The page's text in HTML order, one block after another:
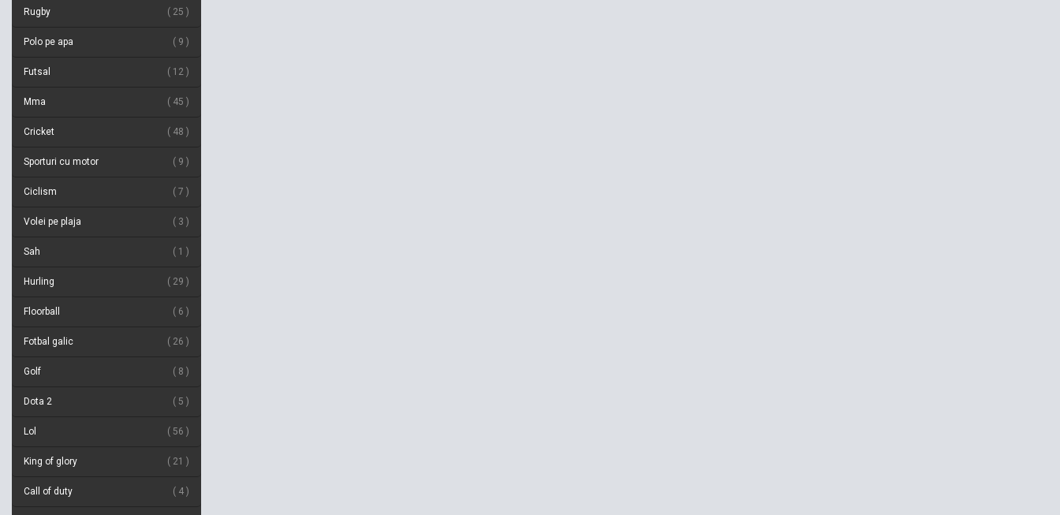
Rugby 25
Polo pe apa 9
Futsal 12
Mma 45
Cricket 48
Sporturi cu motor 9
Ciclism 7
Volei pe plaja 3
Sah 1
Hurling 29
Floorball 6
Fotbal galic 26
Golf 8
Dota 2 5
Lol 56
King of glory 21
Call of duty 4